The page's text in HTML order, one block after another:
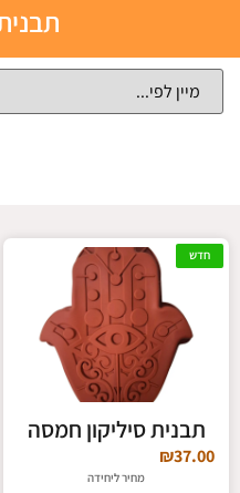
חדש
תבנית סיליקון חמסה
₪37.00
מחיר ליחידה